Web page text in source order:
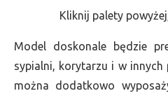
Kliknij palety
Model doskonale będzie
sypialni, korytarzu i w innych
można dodatkowo